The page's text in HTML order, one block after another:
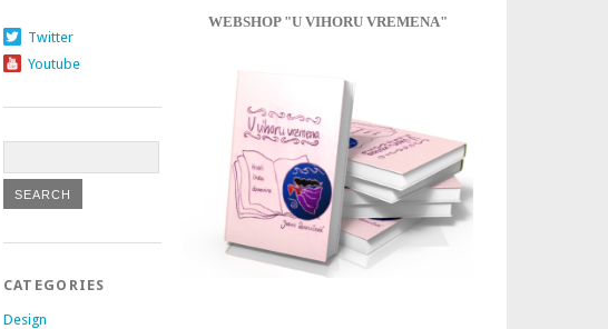
Twitter
Youtube
CATEGORIES
Design
WEBSHOP "U VIHORU VREMENA"